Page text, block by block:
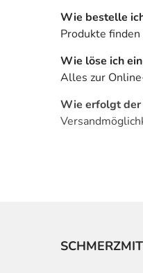
Wie bestelle
Produkte
Wie löse ich
Alles zur
Wie erfolgt der